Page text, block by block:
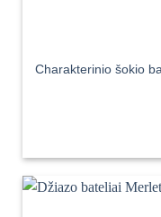
Charakterinio šokio